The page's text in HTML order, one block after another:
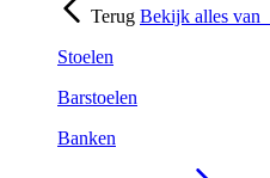
Terug Bekijk alles van
Stoelen
Barstoelen
Banken